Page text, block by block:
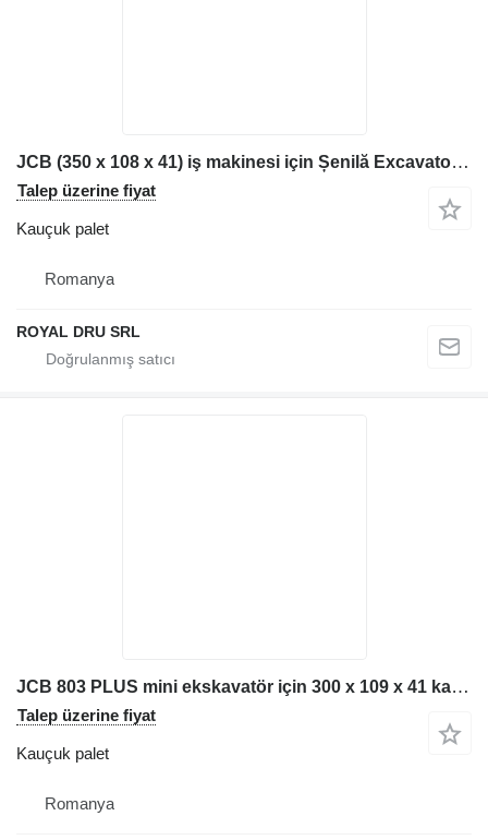
JCB (350 x 108 x 41) iş makinesi için Șenilă Excavator kauçuk palet
Talep üzerine fiyat
Kauçuk palet
Romanya
ROYAL DRU SRL
JCB 803 PLUS mini ekskavatör için 300 x 109 x 41 kauçuk palet
Talep üzerine fiyat
Kauçuk palet
Romanya